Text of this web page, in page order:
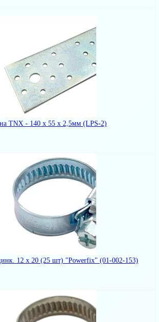
TNX - 140 x 55 x 2,5мм (LPS-2)
12 х 20 (25 шт) "Powerfix" (01-002-153)